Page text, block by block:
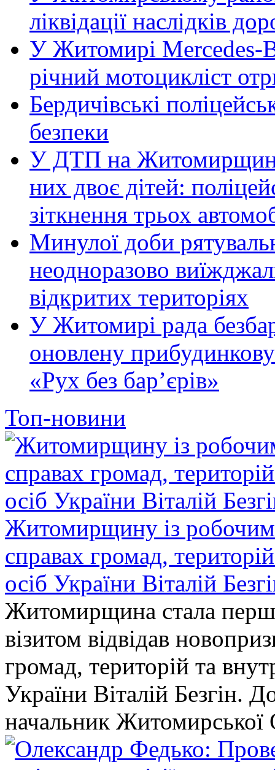
ліквідації наслідків
У Житомирі Mercedes-
річний мотоцикліст
Бердичівські
безпеки
У ДТП на Житомирщині
них двоє дітей:
зіткнення трьох
Минулої доби
неодноразово
відкритих територіях
У Житомирі рада
оновлену
«Рух без бар’єрів»
Топ-новини
Житомирщину із робочим
справах громад,
осіб України Віталій
Житомирщина стала
візитом відвідав
громад, територій та
України Віталій Безгін.
начальник